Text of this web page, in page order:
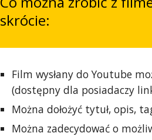
skrócie:
Film wysłany do Youtube
(dostępny dla posiadaczy
Można dołożyć tytuł, opis,
Można zadecydować o